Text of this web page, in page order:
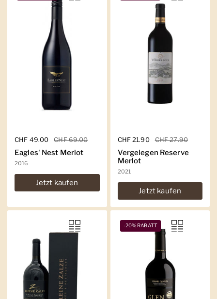
Regulärer Preis
CHF 49.00 Sale-Preis
CHF 69.00
Eagles' Nest Merlot
2016
Jetzt kaufen
Regulärer Preis
CHF 21.90 Sale-Preis
CHF 27.90
Vergelegen Reserve
Merlot
2021
Jetzt kaufen
-20% RABATT